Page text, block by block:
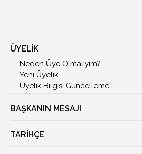
ÜYELİK
Neden Üye Olmalıyım?
Yeni Üyelik
Üyelik Bilgisi Güncelleme
BAŞKANIN MESAJI
TARIHÇE